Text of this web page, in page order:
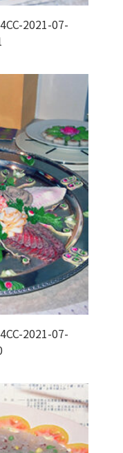
2021-07-
2021-07-